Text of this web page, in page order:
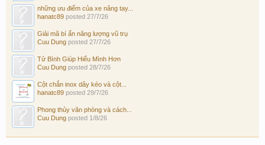
những ưu điểm của xe nâng tay...
hanatc89 posted 27/7/26
Giải mã bí ẩn năng lượng vũ trụ
Cuu Dung posted 27/7/26
Tử Bình Giúp Hiểu Mình Hơn
Cuu Dung posted 28/7/26
Cột chắn inox dây kéo và cột...
hanatc89 posted 29/7/26
Phong thủy văn phòng và cách...
Cuu Dung posted 1/8/26